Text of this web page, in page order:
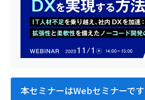
本セミナーはWebセミナーです